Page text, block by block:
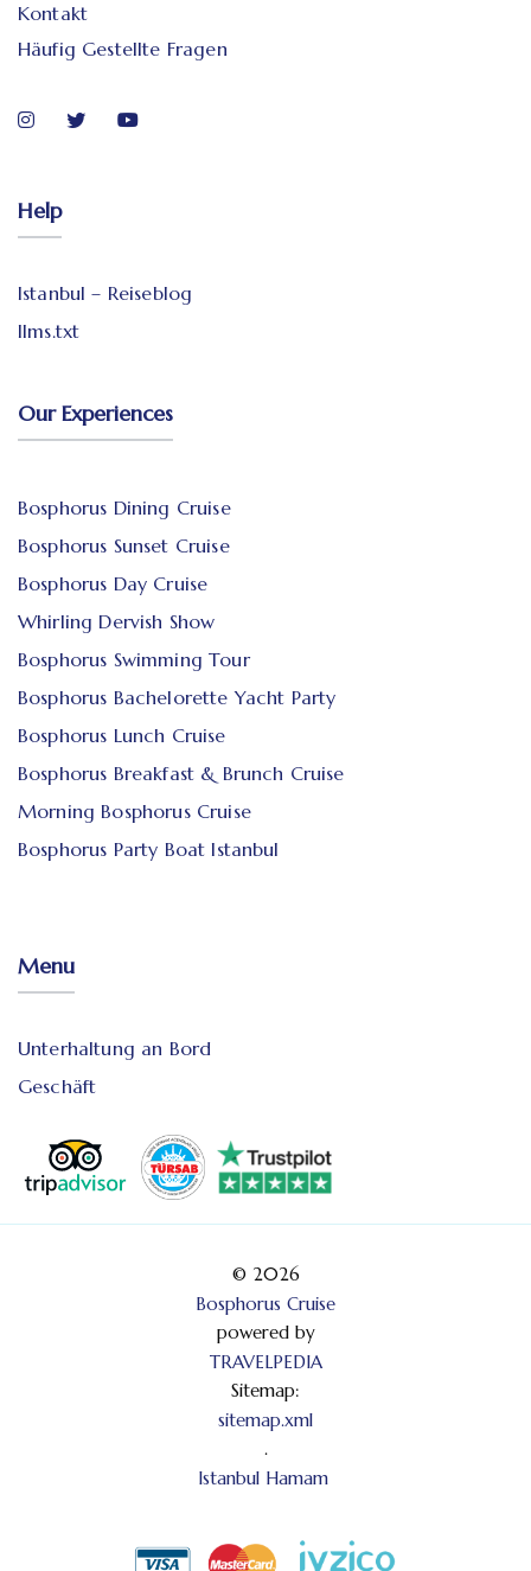
Kontakt
Häufig Gestellte Fragen
Help
Istanbul – Reiseblog
llms.txt
Our Experiences
Bosphorus Dining Cruise
Bosphorus Sunset Cruise
Bosphorus Day Cruise
Whirling Dervish Show
Bosphorus Swimming Tour
Bosphorus Bachelorette Yacht Party
Bosphorus Lunch Cruise
Bosphorus Breakfast & Brunch Cruise
Morning Bosphorus Cruise
Bosphorus Party Boat Istanbul
Menu
Unterhaltung an Bord
Geschäft
© 2026
Bosphorus Cruise
powered by
TRAVELPEDIA
Sitemap:
sitemap.xml
.
Istanbul Hamam